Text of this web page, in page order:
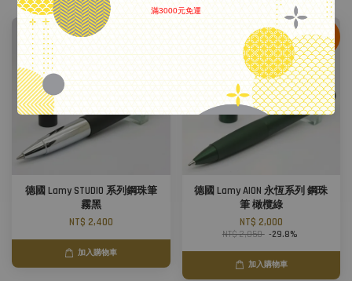
滿3000元免運
鋼珠筆
德國 Lamy STUDIO 系列鋼珠筆
霧黑
NT$ 2,400
加入購物車
鋼珠筆
德國 Lamy AION 永恆系列 鋼珠
筆 橄欖綠
NT$ 2,000
NT$ 2,850 -29.8%
加入購物車